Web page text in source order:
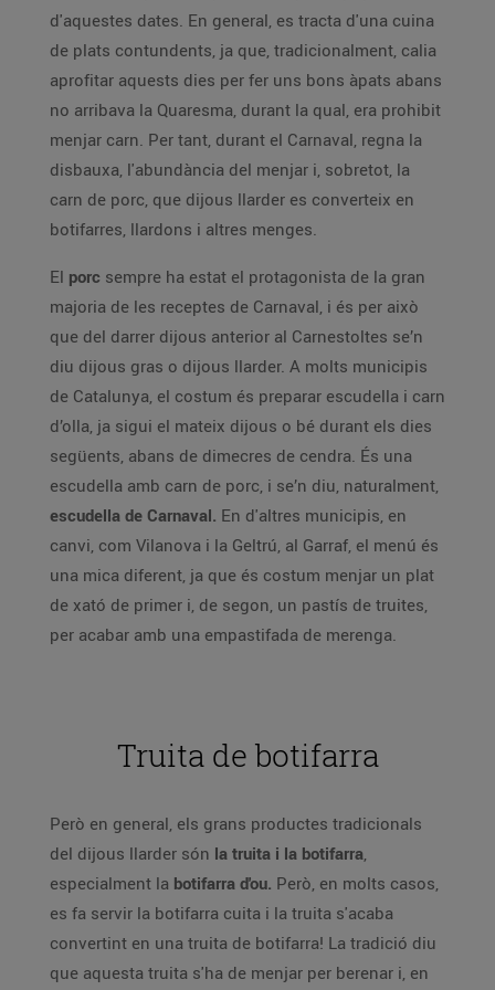
d'aquestes dates. En general, es tracta d'una cuina
de plats contundents, ja que, tradicionalment, calia
aprofitar aquests dies per fer uns bons àpats abans
no arribava la Quaresma, durant la qual, era prohibit
menjar carn. Per tant, durant el Carnaval, regna la
disbauxa, l'abundància del menjar i, sobretot, la
carn de porc, que dijous llarder es converteix en
botifarres, llardons i altres menges.
El porc sempre ha estat el protagonista de la gran
majoria de les receptes de Carnaval, i és per això
que del darrer dijous anterior al Carnestoltes se’n
diu dijous gras o dijous llarder. A molts municipis
de Catalunya, el costum és preparar escudella i carn
d’olla, ja sigui el mateix dijous o bé durant els dies
següents, abans de dimecres de cendra. És una
escudella amb carn de porc, i se’n diu, naturalment,
escudella de Carnaval. En d'altres municipis, en
canvi, com Vilanova i la Geltrú, al Garraf, el menú és
una mica diferent, ja que és costum menjar un plat
de xató de primer i, de segon, un pastís de truites,
per acabar amb una empastifada de merenga.
Truita de botifarra
Però en general, els grans productes tradicionals
del dijous llarder són la truita i la botifarra,
especialment la botifarra d'ou. Però, en molts casos,
es fa servir la botifarra cuita i la truita s'acaba
convertint en una truita de botifarra! La tradició diu
que aquesta truita s'ha de menjar per berenar i, en